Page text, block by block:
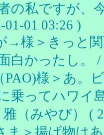
の私ですが、
01-01 03:26 )
→様＞きっと
白かったし。 /
PAO)様＞あ。
乗ってハワイ
（みやび） (
ま＞揚げ物は